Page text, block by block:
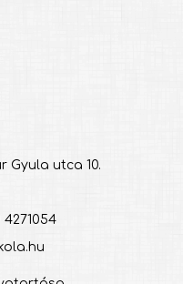
Gyula utca 10.
4271054